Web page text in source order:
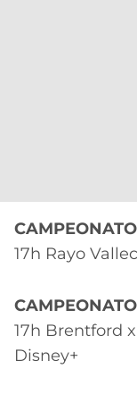
17h Rayo
17h Brentford
Disney+